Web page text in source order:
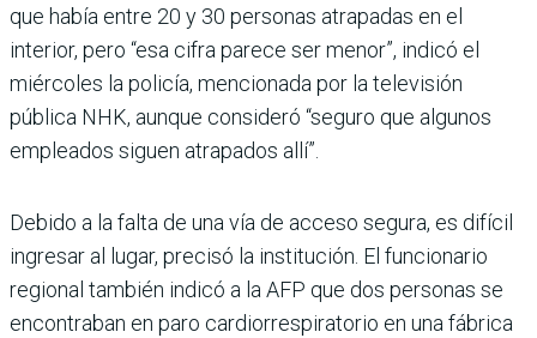
que había entre 20 y 30 personas atrapadas en el
interior, pero “esa cifra parece ser menor”, indicó el
miércoles la policía, mencionada por la televisión
pública NHK, aunque consideró “seguro que algunos
empleados siguen atrapados allí”.
Debido a la falta de una vía de acceso segura, es difícil
ingresar al lugar, precisó la institución. El funcionario
regional también indicó a la AFP que dos personas se
encontraban en paro cardiorrespiratorio en una fábrica